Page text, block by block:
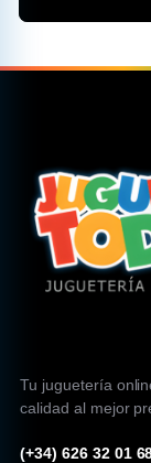
Tu juguetería
calidad al mejor
(+34) 626 32 01